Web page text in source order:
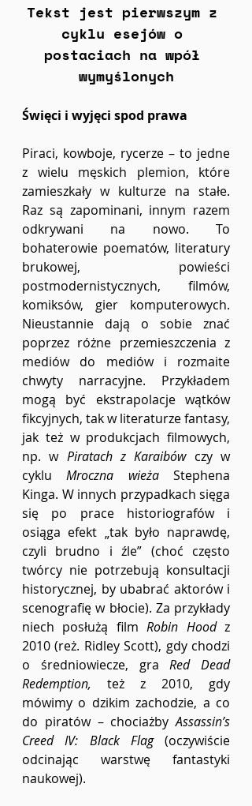
Tekst jest pierwszym z
cyklu esejów o
postaciach na wpół
wymyślonych
Święci i wyjęci spod prawa
Piraci, kowboje, rycerze – to jedne
z wielu męskich plemion, które
zamieszkały w kulturze na stałe.
Raz są zapominani, innym razem
odkrywani na nowo. To
bohaterowie poematów, literatury
brukowej, powieści
postmodernistycznych, filmów,
komiksów, gier komputerowych.
Nieustannie dają o sobie znać
poprzez różne przemieszczenia z
mediów do mediów i rozmaite
chwyty narracyjne. Przykładem
mogą być ekstrapolacje wątków
fikcyjnych, tak w literaturze fantasy,
jak też w produkcjach filmowych,
np. w Piratach z Karaibów czy w
cyklu Mroczna wieża Stephena
Kinga. W innych przypadkach sięga
się po prace historiografów i
osiąga efekt „tak było naprawdę,
czyli brudno i źle” (choć często
twórcy nie potrzebują konsultacji
historycznej, by ubabrać aktorów i
scenografię w błocie). Za przykłady
niech posłużą film Robin Hood z
2010 (reż. Ridley Scott), gdy chodzi
o średniowiecze, gra Red Dead
Redemption, też z 2010, gdy
mówimy o dzikim zachodzie, a co
do piratów – chociażby Assassin’s
Creed IV: Black Flag (oczywiście
odcinając warstwę fantastyki
naukowej).